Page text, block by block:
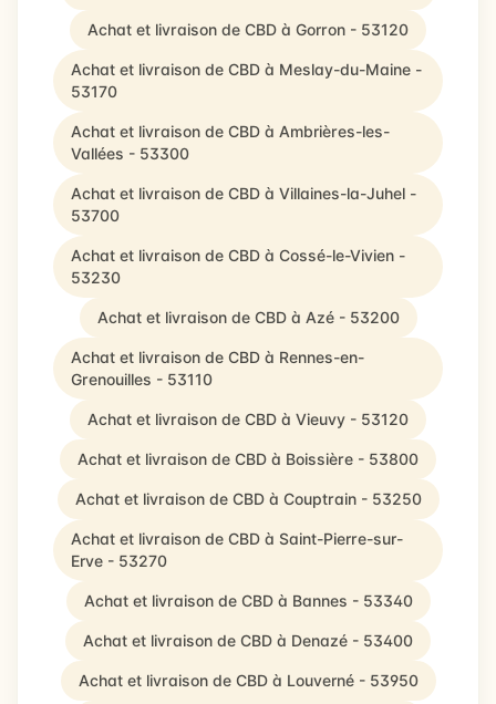
Achat et livraison de CBD à Gorron - 53120
Achat et livraison de CBD à Meslay-du-Maine -
53170
Achat et livraison de CBD à Ambrières-les-
Vallées - 53300
Achat et livraison de CBD à Villaines-la-Juhel -
53700
Achat et livraison de CBD à Cossé-le-Vivien -
53230
Achat et livraison de CBD à Azé - 53200
Achat et livraison de CBD à Rennes-en-
Grenouilles - 53110
Achat et livraison de CBD à Vieuvy - 53120
Achat et livraison de CBD à Boissière - 53800
Achat et livraison de CBD à Couptrain - 53250
Achat et livraison de CBD à Saint-Pierre-sur-
Erve - 53270
Achat et livraison de CBD à Bannes - 53340
Achat et livraison de CBD à Denazé - 53400
Achat et livraison de CBD à Louverné - 53950